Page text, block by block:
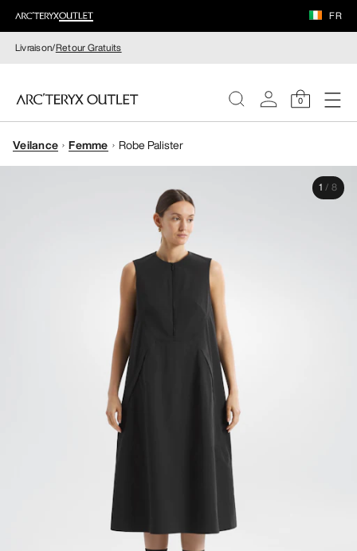
FR
Livraison/Retour Gratuits
0
FEMME
Veilance Femme Robe Palister
1 / 8